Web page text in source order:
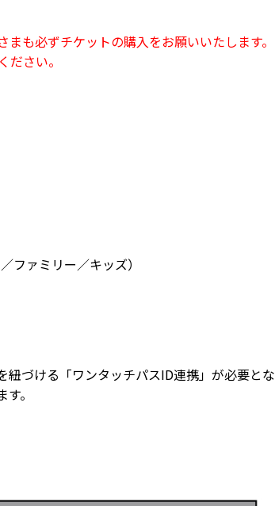
も必ずチケットの購入をお願いいたします。
さい。
ファミリー／キッズ）
づける「ワンタッチパスID連携」が必要とな
。